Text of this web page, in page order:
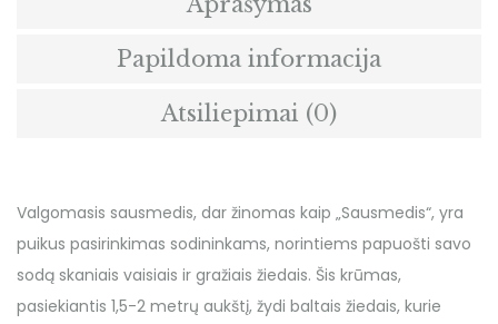
Papildoma informacija
Atsiliepimai (0)
Valgomasis sausmedis, dar žinomas kaip „Sausmedis“, yra
puikus pasirinkimas sodininkams, norintiems papuošti savo
sodą skaniais vaisiais ir gražiais žiedais. Šis krūmas,
pasiekiantis 1,5-2 metrų aukštį, žydi baltais žiedais, kurie